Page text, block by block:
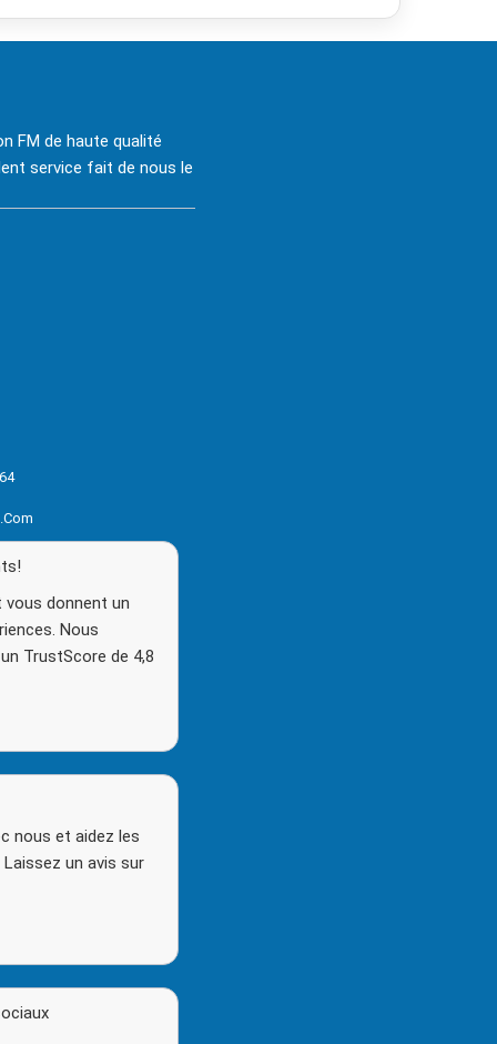
FM de haute qualité
service fait de nous le
donnent un
Nous
TrustScore de 4,8
nous et aidez les
un avis sur